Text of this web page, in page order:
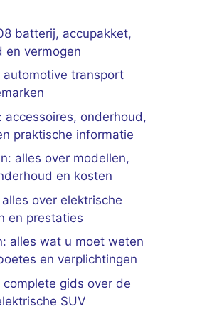
batterij, accupakket,
en vermogen
automotive transport
accessoires, onderhoud,
praktische informatie
alles over modellen,
en kosten
over elektrische
en prestaties
alles wat u moet weten
en verplichtingen
complete gids over de
SUV